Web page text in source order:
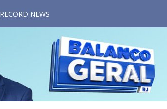
RECORD NEWS